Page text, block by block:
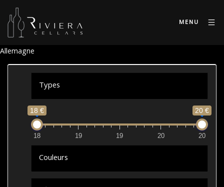
MENU
Allemagne
Types
18 € 20 €
18 19 19 20 20
Couleurs